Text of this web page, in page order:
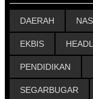
DAERAH
EKBIS
PENDIDIKAN
SEGARBUGAR